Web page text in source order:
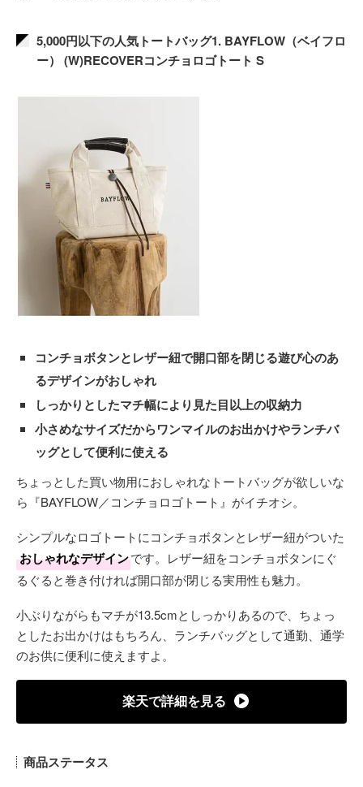
5,000円以下の人気トートバッグ1. BAYFLOW（ベイフロ
ー） (W)RECOVERコンチョロゴトート S
コンチョボタンとレザー紐で開口部を閉じる遊び心のあ
るデザインがおしゃれ
しっかりとしたマチ幅により見た目以上の収納力
小さめなサイズだからワンマイルのお出かけやランチバ
ッグとして便利に使える
ちょっとした買い物用におしゃれなトートバッグが欲しいな
ら『BAYFLOW／コンチョロゴトート』がイチオシ。
シンプルなロゴトートにコンチョボタンとレザー紐がついた
おしゃれなデザインです。レザー紐をコンチョボタンにぐ
るぐると巻き付ければ開口部が閉じる実用性も魅力。
小ぶりながらもマチが13.5cmとしっかりあるので、ちょっ
としたお出かけはもちろん、ランチバッグとして通勤、通学
のお供に便利に使えますよ。
楽天で詳細を見る
商品ステータス